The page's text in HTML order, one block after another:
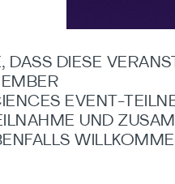
DIESE
EVENT-
UND